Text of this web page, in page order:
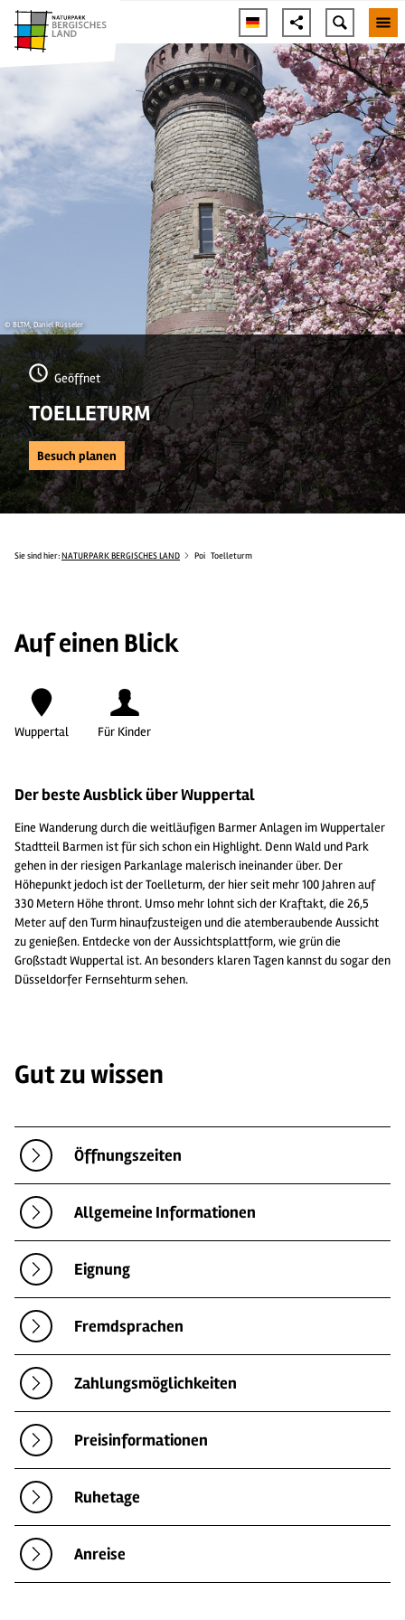
© BLTM, Daniel Rüsseler
Geöffnet
TOELLETURM
Besuch planen
Sie sind hier: NATURPARK BERGISCHES LAND Poi Toelleturm
Auf einen Blick
Wuppertal Für Kinder
Der beste Ausblick über Wuppertal
Eine Wanderung durch die weitläufigen Barmer Anlagen im Wuppertaler
Stadtteil Barmen ist für sich schon ein Highlight. Denn Wald und Park
gehen in der riesigen Parkanlage malerisch ineinander über. Der
Höhepunkt jedoch ist der Toelleturm, der hier seit mehr 100 Jahren auf
330 Metern Höhe thront. Umso mehr lohnt sich der Kraftakt, die 26,5
Meter auf den Turm hinaufzusteigen und die atemberaubende Aussicht
zu genießen. Entdecke von der Aussichtsplattform, wie grün die
Großstadt Wuppertal ist. An besonders klaren Tagen kannst du sogar den
Düsseldorfer Fernsehturm sehen.
Gut zu wissen
Öffnungszeiten
Allgemeine Informationen
Eignung
Fremdsprachen
Zahlungsmöglichkeiten
Preisinformationen
Ruhetage
Anreise